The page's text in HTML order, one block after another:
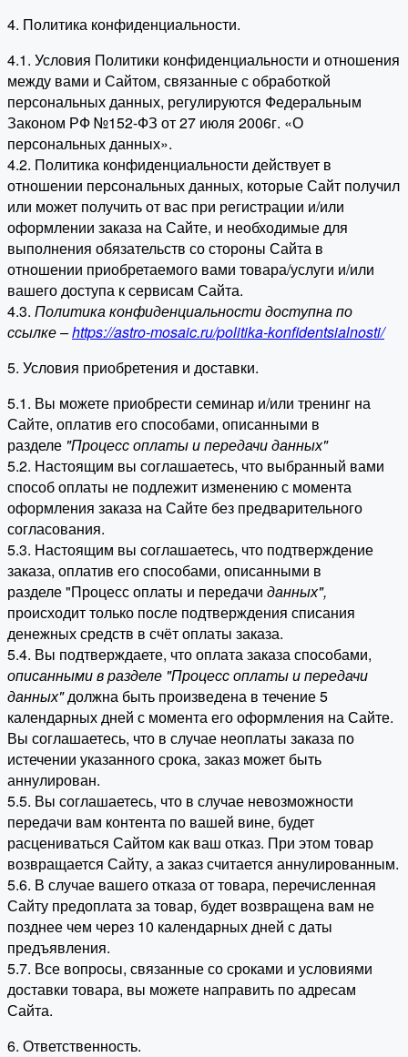
4. Политика конфиденциальности.
4.1. Условия Политики конфиденциальности и отношения
между вами и Сайтом, связанные с обработкой
персональных данных, регулируются Федеральным
Законом РФ №152-ФЗ от 27 июля 2006г. «О
персональных данных».
4.2. Политика конфиденциальности действует в
отношении персональных данных, которые Сайт получил
или может получить от вас при регистрации и/или
оформлении заказа на Сайте, и необходимые для
выполнения обязательств со стороны Сайта в
отношении приобретаемого вами товара/услуги и/или
вашего доступа к сервисам Сайта.
4.3. Политика конфиденциальности доступна по
ссылке –https://astro-mosaic.ru/politika-konfidentsialnosti/
5. Условия приобретения и доставки.
5.1. Вы можете приобрести семинар и/или тренинг на
Сайте, оплатив его способами, описанными в
разделе "Процесс оплаты и передачи данных"
5.2. Настоящим вы соглашаетесь, что выбранный вами
способ оплаты не подлежит изменению с момента
оформления заказа на Сайте без предварительного
согласования.
5.3. Настоящим вы соглашаетесь, что подтверждение
заказа, оплатив его способами, описанными в
разделе "Процесс оплаты и передачи данных",
происходит только после подтверждения списания
денежных средств в счёт оплаты заказа.
5.4. Вы подтверждаете, что оплата заказа способами,
описанными в разделе "Процесс оплаты и передачи
данных"должна быть произведена в течение 5
календарных дней с момента его оформления на Сайте.
Вы соглашаетесь, что в случае неоплаты заказа по
истечении указанного срока, заказ может быть
аннулирован.
5.5. Вы соглашаетесь, что в случае невозможности
передачи вам контента по вашей вине, будет
расцениваться Сайтом как ваш отказ. При этом товар
возвращается Сайту, а заказ считается аннулированным.
5.6. В случае вашего отказа от товара, перечисленная
Сайту предоплата за товар, будет возвращена вам не
позднее чем через 10 календарных дней с даты
предъявления.
5.7. Все вопросы, связанные со сроками и условиями
доставки товара, вы можете направить по адресам
Сайта.
6. Ответственность.